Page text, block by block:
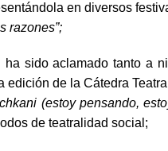
en diversos
razones”;
ha sido aclamado tanto a
edición de la Cátedra
(estoy pensando,
de teatralidad social;